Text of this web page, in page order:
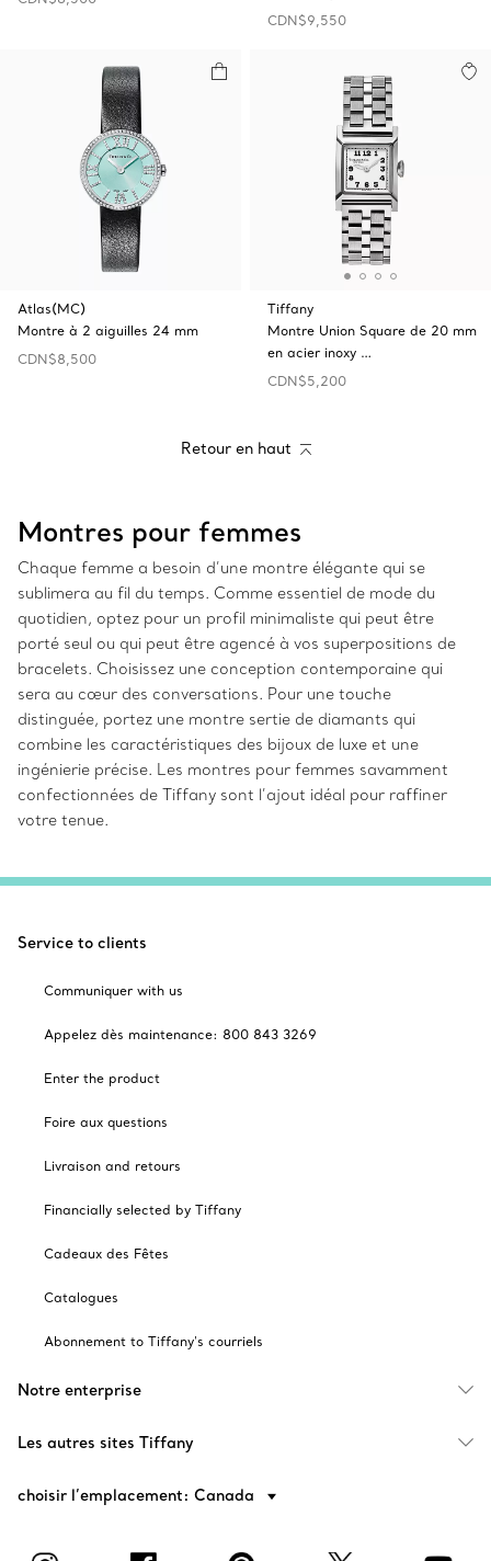
CDN$9,550
Atlas(MC)
Montre à 2 aiguilles 24 mm
CDN$8,500
Tiffany
Montre Union Square de 20 mm
en acier inoxy …
CDN$5,200
Retour en haut
Montres pour femmes
Chaque femme a besoin d’une montre élégante qui se
sublimera au fil du temps. Comme essentiel de mode du
quotidien, optez pour un profil minimaliste qui peut être
porté seul ou qui peut être agencé à vos superpositions de
bracelets. Choisissez une conception contemporaine qui
sera au cœur des conversations. Pour une touche
distinguée, portez une montre sertie de diamants qui
combine les caractéristiques des bijoux de luxe et une
ingénierie précise. Les montres pour femmes savamment
confectionnées de Tiffany sont l’ajout idéal pour raffiner
votre tenue.
Service to clients
Communiquer with us
Appelez dès maintenance: 800 843 3269
Enter the product
Foire aux questions
Livraison and retours
Financially selected by Tiffany
Cadeaux des Fêtes
Catalogues
Abonnement to Tiffany's courriels
Notre enterprise
Les autres sites Tiffany
choisir l’emplacement: Canada